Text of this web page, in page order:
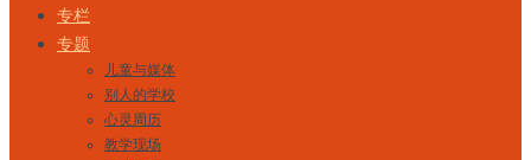
专栏
专题
儿童与媒体
别人的学校
心灵周历
教学现场